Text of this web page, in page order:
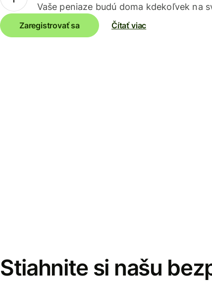
Vaše peniaze budú doma kdekoľvek na
Zaregistrovať sa Čítať viac
Stiahnite si našu